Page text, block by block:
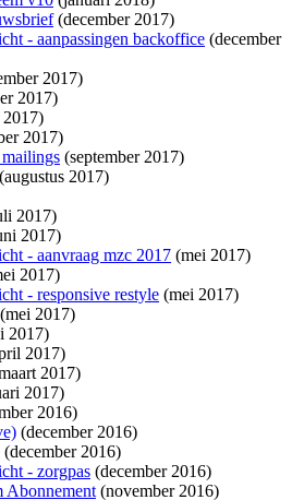
(december 2017)
- aanpassingen backoffice (december
2017)
2017)
2017)
(september 2017)
(augustus 2017)
2017)
2017)
- aanvraag mzc 2017 (mei 2017)
2017)
- responsive restyle (mei 2017)
(mei 2017)
2017)
2017)
2017)
2017)
2016)
(december 2016)
(december 2016)
- zorgpas (december 2016)
Abonnement(november 2016)